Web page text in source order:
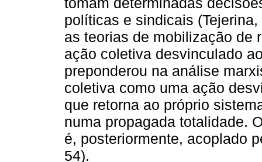
políticas e sindicais
as teorias de mobilização de
ação coletiva desvinculado
preponderou na análise
coletiva como uma ação
que retorna ao próprio
numa propagada totalidade.
é, posteriormente, acoplado
54).